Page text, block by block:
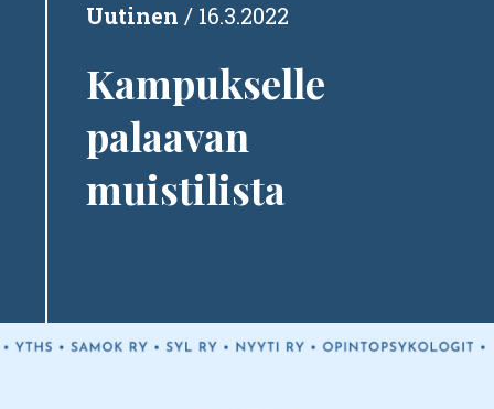
Uutinen 16.3.2022
Kampukselle
palaavan
muistilista